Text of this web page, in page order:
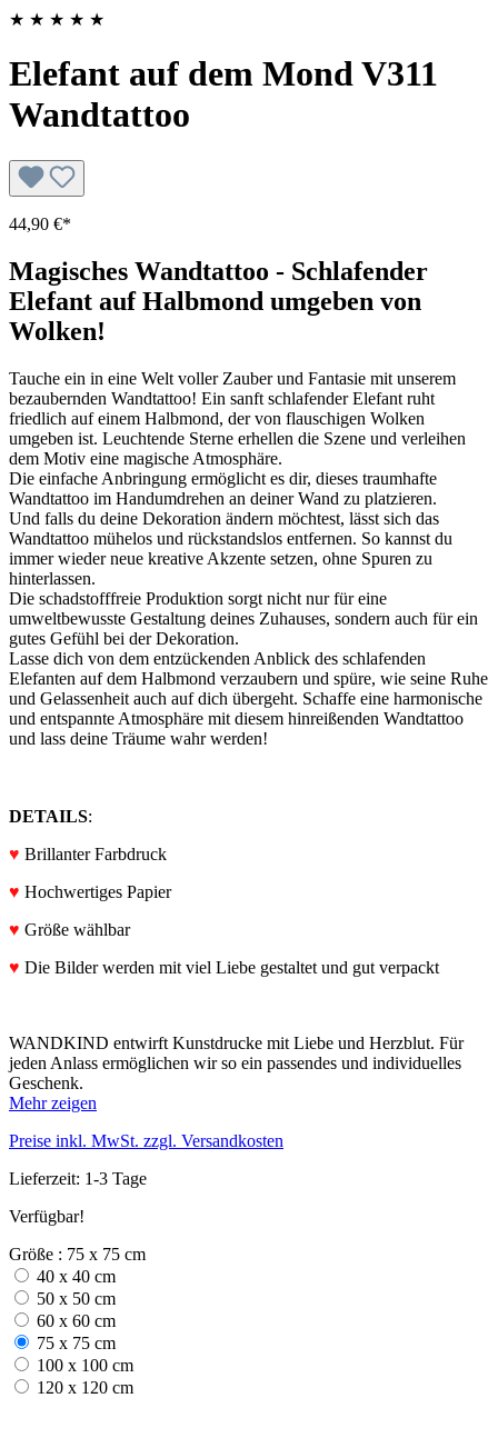
★ ★ ★ ★ ★
Elefant auf dem Mond V311
Wandtattoo
44,90 €*
Magisches Wandtattoo - Schlafender
Elefant auf Halbmond umgeben von
Wolken!
Tauche ein in eine Welt voller Zauber und Fantasie mit unserem
bezaubernden Wandtattoo! Ein sanft schlafender Elefant ruht
friedlich auf einem Halbmond, der von flauschigen Wolken
umgeben ist. Leuchtende Sterne erhellen die Szene und verleihen
dem Motiv eine magische Atmosphäre.
Die einfache Anbringung ermöglicht es dir, dieses traumhafte
Wandtattoo im Handumdrehen an deiner Wand zu platzieren.
Und falls du deine Dekoration ändern möchtest, lässt sich das
Wandtattoo mühelos und rückstandslos entfernen. So kannst du
immer wieder neue kreative Akzente setzen, ohne Spuren zu
hinterlassen.
Die schadstofffreie Produktion sorgt nicht nur für eine
umweltbewusste Gestaltung deines Zuhauses, sondern auch für ein
gutes Gefühl bei der Dekoration.
Lasse dich von dem entzückenden Anblick des schlafenden
Elefanten auf dem Halbmond verzaubern und spüre, wie seine Ruhe
und Gelassenheit auch auf dich übergeht. Schaffe eine harmonische
und entspannte Atmosphäre mit diesem hinreißenden Wandtattoo
und lass deine Träume wahr werden!
DETAILS:
♥ Brillanter Farbdruck
♥ Hochwertiges Papier
♥ Größe wählbar
♥ Die Bilder werden mit viel Liebe gestaltet und gut verpackt
WANDKIND entwirft Kunstdrucke mit Liebe und Herzblut. Für
jeden Anlass ermöglichen wir so ein passendes und individuelles
Geschenk.
Mehr zeigen
Preise inkl. MwSt. zzgl. Versandkosten
Lieferzeit: 1-3 Tage
Verfügbar!
Größe : 75 x 75 cm
40 x 40 cm
50 x 50 cm
60 x 60 cm
75 x 75 cm
100 x 100 cm
120 x 120 cm